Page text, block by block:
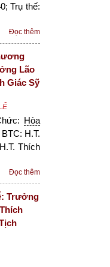
Trụ thế:
Đọc thêm
Lão
Giác Sỹ
Hòa
H.T.
Thích
Đọc thêm
Trưởng